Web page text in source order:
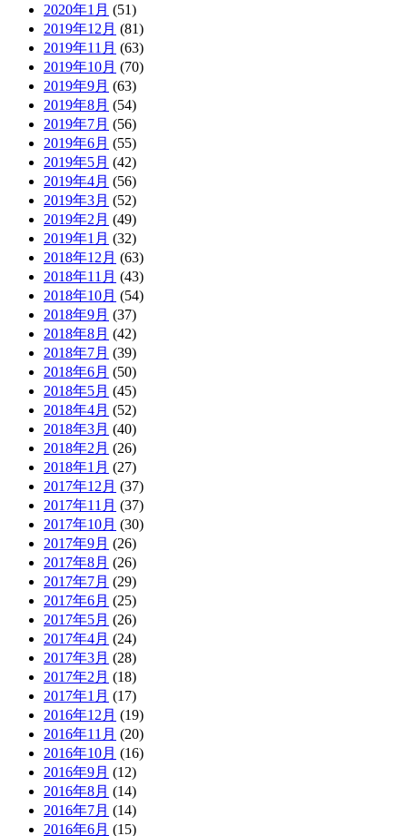
2020年1月 (51)
2019年12月 (81)
2019年11月 (63)
2019年10月 (70)
2019年9月 (63)
2019年8月 (54)
2019年7月 (56)
2019年6月 (55)
2019年5月 (42)
2019年4月 (56)
2019年3月 (52)
2019年2月 (49)
2019年1月 (32)
2018年12月 (63)
2018年11月 (43)
2018年10月 (54)
2018年9月 (37)
2018年8月 (42)
2018年7月 (39)
2018年6月 (50)
2018年5月 (45)
2018年4月 (52)
2018年3月 (40)
2018年2月 (26)
2018年1月 (27)
2017年12月 (37)
2017年11月 (37)
2017年10月 (30)
2017年9月 (26)
2017年8月 (26)
2017年7月 (29)
2017年6月 (25)
2017年5月 (26)
2017年4月 (24)
2017年3月 (28)
2017年2月 (18)
2017年1月 (17)
2016年12月 (19)
2016年11月 (20)
2016年10月 (16)
2016年9月 (12)
2016年8月 (14)
2016年7月 (14)
2016年6月 (15)